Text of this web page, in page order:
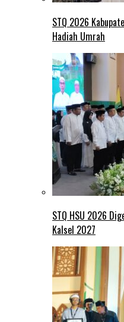
STQ 2026
Hadiah Umrah
STQ HSU 2026
Kalsel 2027